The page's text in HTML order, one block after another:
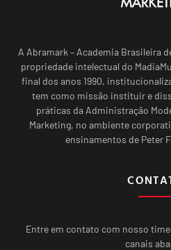
A Abramark – Academia Brasileira
propriedade intelectual do
final dos anos 1990,
tem como missão instituir e
práticas da Administração
Marketing, no ambiente
ensinamentos de Peter
Entre em contato com nosso
canais